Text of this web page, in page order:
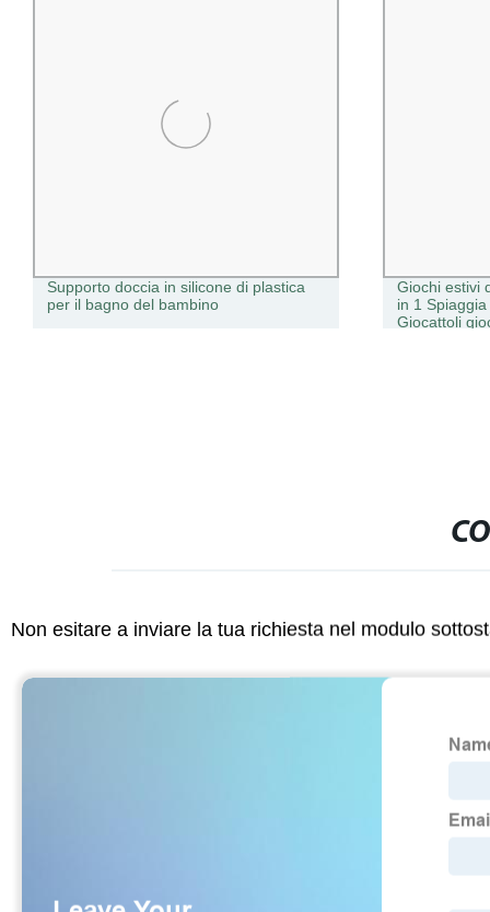
Supporto doccia in silicone di plastica
per il bagno del bambino
Giochi estivi
in 1
Giocattoli
Non esitare a inviare la tua richiesta nel modulo